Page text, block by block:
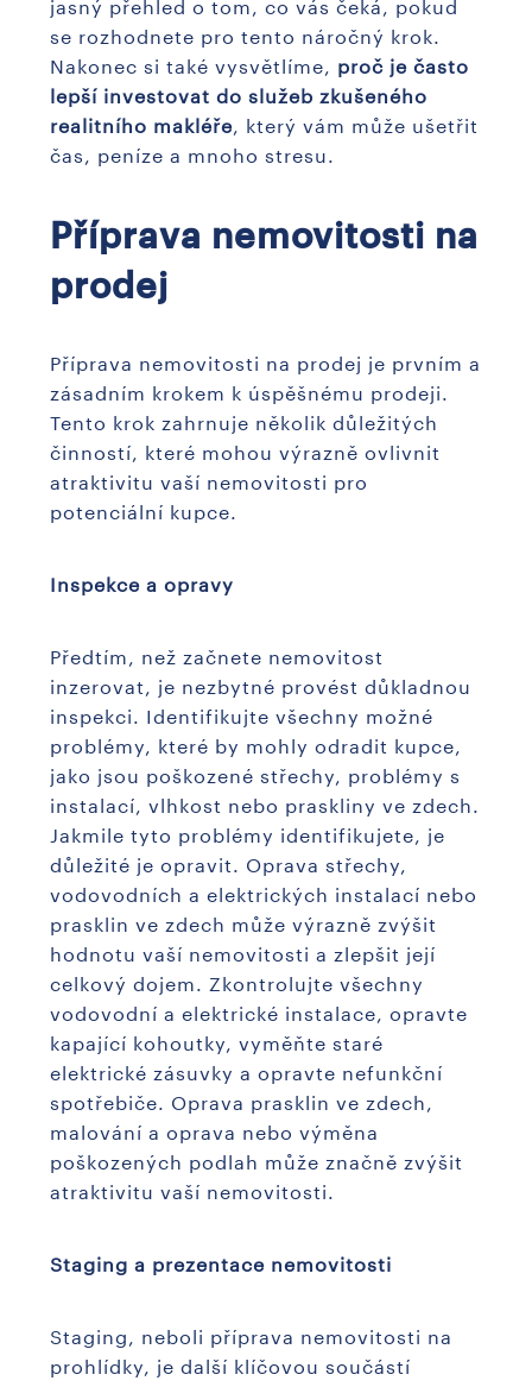
se rozhodnete pro tento náročný krok.
Nakonec si také vysvětlíme, proč je často
lepší investovat do služeb zkušeného
realitního makléře, který vám může ušetřit
čas, peníze a mnoho stresu.
Příprava nemovitosti na
prodej
Příprava nemovitosti na prodej je prvním a
zásadním krokem k úspěšnému prodeji.
Tento krok zahrnuje několik důležitých
činností, které mohou výrazně ovlivnit
atraktivitu vaší nemovitosti pro
potenciální kupce.
Inspekce a opravy
Předtím, než začnete nemovitost
inzerovat, je nezbytné provést důkladnou
inspekci. Identifikujte všechny možné
problémy, které by mohly odradit kupce,
jako jsou poškozené střechy, problémy s
instalací, vlhkost nebo praskliny ve zdech.
Jakmile tyto problémy identifikujete, je
důležité je opravit. Oprava střechy,
vodovodních a elektrických instalací nebo
prasklin ve zdech může výrazně zvýšit
hodnotu vaší nemovitosti a zlepšit její
celkový dojem. Zkontrolujte všechny
vodovodní a elektrické instalace, opravte
kapající kohoutky, vyměňte staré
elektrické zásuvky a opravte nefunkční
spotřebiče. Oprava prasklin ve zdech,
malování a oprava nebo výměna
poškozených podlah může značně zvýšit
atraktivitu vaší nemovitosti.
Staging a prezentace nemovitosti
Staging, neboli příprava nemovitosti na
prohlídky, je další klíčovou součástí